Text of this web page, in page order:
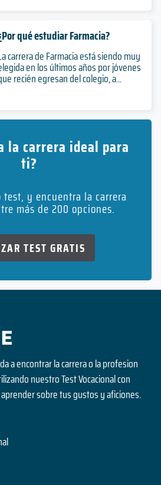
qué estudiar Farmacia?
carrera de Farmacia está siendo muy
en los últimos años por jóvenes
recién egresan del colegio, a...
la carrera ideal para
ti?
test, y encuentra la carrera
más de 200 opciones.
TEST GRATIS
a encontrar la carrera o la profesion
nuestro Test Vocacional con
sobre tus gustos y aficiones.